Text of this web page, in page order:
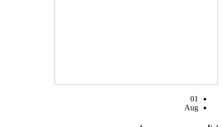
01
Aug